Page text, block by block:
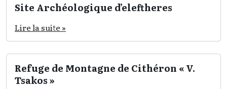
Site Archéologique d’eleftheres
Lire la suite »
Refuge de Montagne de Cithéron « V.
Tsakos »